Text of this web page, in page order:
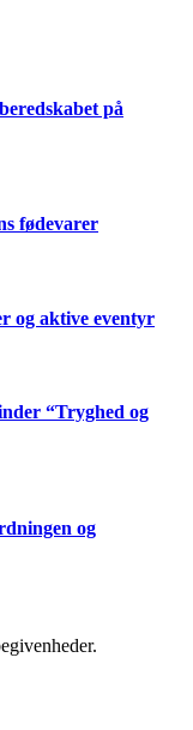
på
fødevarer
og aktive eventyr
“Tryghed og
og